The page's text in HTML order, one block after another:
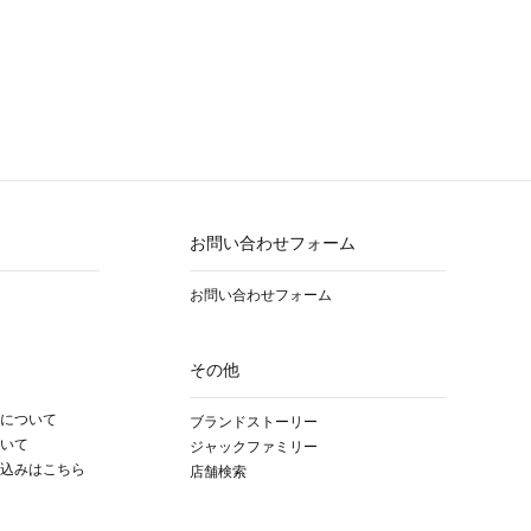
ついて
て
みはこちら
お問い合わせフォーム
お問い合わせフォーム
その他
ブランドストーリー
ジャックファミリー
店舗検索